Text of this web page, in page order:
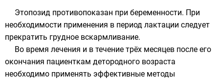
Этопозид противопоказан при беременности. При
необходимости применения в период лактации следует
прекратить грудное вскармливание.
Во время лечения и в течение трёх месяцев после его
окончания пациенткам детородного возраста
необходимо применять эффективные методы